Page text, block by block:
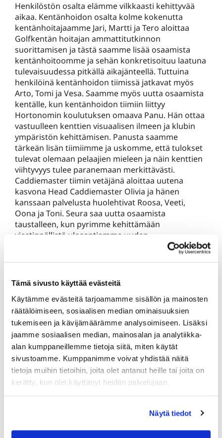
Tämä sivusto käyttää evästeitä
Käytämme evästeitä tarjoamamme sisällön ja mainosten
räätälöimiseen, sosiaalisen median ominaisuuksien
tukemiseen ja kävijämäärämme analysoimiseen. Lisäksi
jaamme sosiaalisen median, mainosalan ja analytiikka-
alan kumppaneillemme tietoja siitä, miten käytät
sivustoamme. Kumppanimme voivat yhdistää näitä
tietoja muihin tietoihin, joita olet antanut heille tai joita on
kerätty, kun olet käyttänyt heidän palvelujaan.
Näytä tiedot
Henkilöstön osalta elämme vilkkaasti kehittyvää
aikaa. Kentänhoidon osalta kolme kokenutta
kentänhoitajaamme Jari, Martti ja Tero aloittaa
Golfkentän hoitajan ammattitutkinnon
suorittamisen ja tästä saamme lisää osaamista
kentänhoitoomme ja sehän konkretisoituu laatuna
tulevaisuudessa pitkällä aikajänteellä. Tuttuina
henkilöinä kentänhoidon tiimissä jatkavat myös
Arto, Tomi ja Vesa. Saamme myös uutta osaamista
kentälle, kun kentänhoidon tiimiin liittyy
Hortonomin koulutuksen omaava Panu. Hän ottaa
vastuulleen kenttien visuaalisen ilmeen ja klubin
ympäristön kehittämisen. Panusta saamme
tärkeän lisän tiimiimme ja uskomme, että tulokset
tulevat olemaan pelaajien mieleen ja näin kenttien
viihtyvyys tulee paranemaan merkittävästi.
Caddiemaster tiimin vetäjänä aloittaa uutena
kasvona Head Caddiemaster Olivia ja hänen
kanssaan palvelusta huolehtivat Roosa, Veeti,
Oona ja Toni. Seura saa uutta osaamista
taustalleen, kun pyrimme kehittämään
viestinnällistä ulosantiamme uuden
sisällöntuottajan avulla. Annu aloittaa huhtikuun
alussa sisällöntuottajana ja odotamme kovasti
kehittymään.
Kesä tulee, mutta onneksi aurinko paistaa meillä
Karelia Golfissa tällä hetkellä korkealta ja
lämpimästi. Kohta jälleen kentillä nähdään ja
päästään harrastamaan rakasta golfia myös
ulkona.
Kesää odottavin terveisin,
Petja
nettisivujen lomakkeella.